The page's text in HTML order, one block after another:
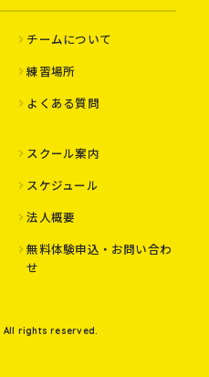
チームについて
練習場所
よくある質問
スクール案内
スケジュール
法人概要
無料体験申込・お問い合わ
せ
All rights reserved.